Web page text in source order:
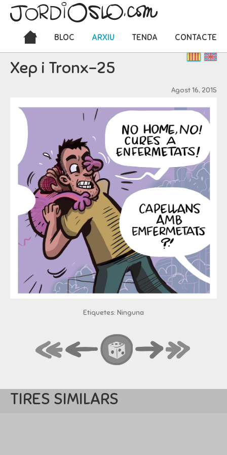
BLOC ARXIU TENDA CONTACTE
Xep i Tronx-25
Agost 16, 2015
Etiquetes: Ninguna
TIRES SIMILARS